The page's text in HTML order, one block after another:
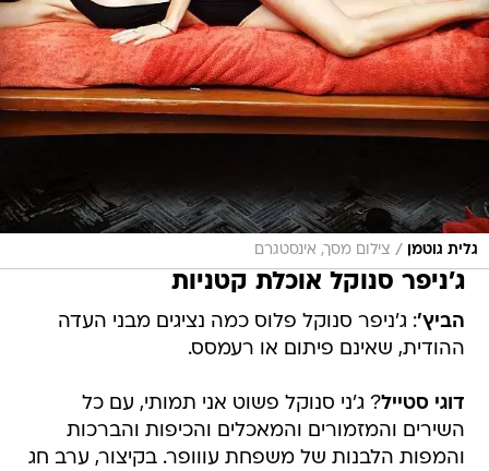
גלית גוטמן / צילום מסך, אינסטגרם
ג'ניפר סנוקל אוכלת קטניות
הביץ': ג'ניפר סנוקל פלוס כמה נציגים מבני העדה
ההודית, שאינם פיתום או רעמסס.
דוגי סטייל? ג'ני סנוקל פשוט אני תמותי, עם כל
השירים והמזמורים והמאכלים והכיפות והברכות
והמפות הלבנות של משפחת עווופר. בקיצור, ערב חג